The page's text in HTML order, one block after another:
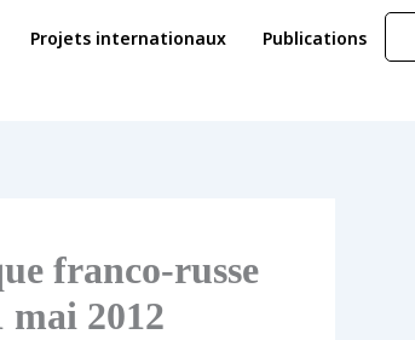
Projets internationaux Publications
franco-russe
mai 2012